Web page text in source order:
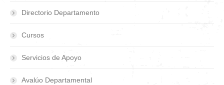
Directorio Departamento
Cursos
Servicios de Apoyo
Avalúo Departamental